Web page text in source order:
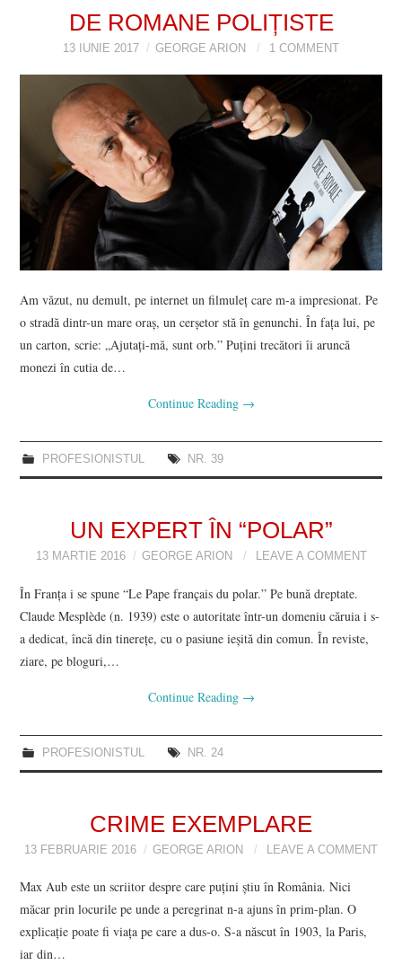
DE ROMANE POLIȚISTE
13 IUNIE 2017 GEORGE ARION 1 COMMENT
Am văzut, nu demult, pe internet un filmuleț care m-a impresionat. Pe
o stradă dintr-un mare oraș, un cerșetor stă în genunchi. În fața lui, pe
un carton, scrie: „Ajutați-mă, sunt orb.” Puțini trecători îi aruncă
monezi în cutia de…
Continue Reading →
PROFESIONISTUL NR. 39
UN EXPERT ÎN “POLAR”
13 MARTIE 2016 GEORGE ARION LEAVE A COMMENT
În Franța i se spune “Le Pape français du polar.” Pe bună dreptate.
Claude Mesplède (n. 1939) este o autoritate într-un domeniu căruia i s-
a dedicat, încă din tinerețe, cu o pasiune ieșită din comun. În reviste,
ziare, pe bloguri,…
Continue Reading →
PROFESIONISTUL NR. 24
CRIME EXEMPLARE
13 FEBRUARIE 2016 GEORGE ARION LEAVE A COMMENT
Max Aub este un scriitor despre care puțini știu în România. Nici
măcar prin locurile pe unde a peregrinat n-a ajuns în prim-plan. O
explicație poate fi viața pe care a dus-o. S-a născut în 1903, la Paris,
iar din…